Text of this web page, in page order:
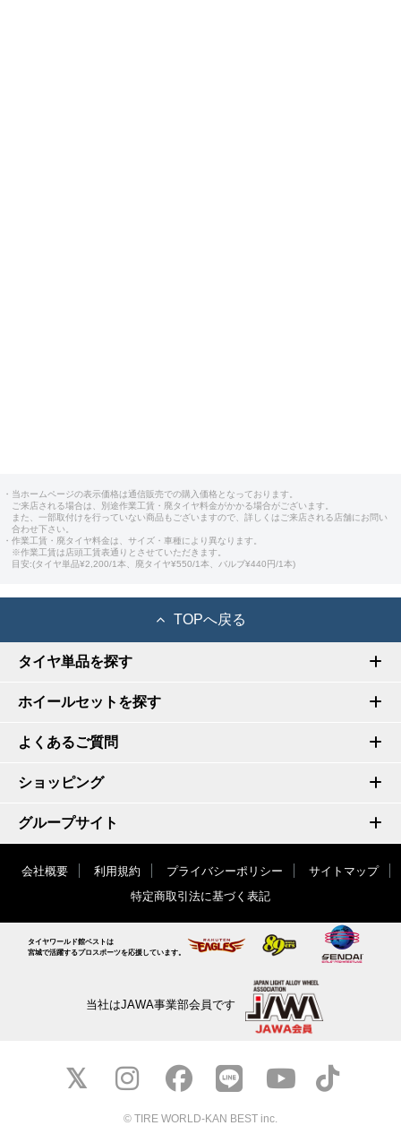
・当ホームページの表示価格は通信販売での購入価格となっております。
ご来店される場合は、別途作業工賃・廃タイヤ料金がかかる場合がございます。
また、一部取付けを行っていない商品もございますので、詳しくはご来店される店舗にお問い
合わせ下さい。
・作業工賃・廃タイヤ料金は、サイズ・車種により異なります。
※作業工賃は店頭工賃表通りとさせていただきます。
目安:(タイヤ単品¥2,200/1本、廃タイヤ¥550/1本、バルブ¥440円/1本)
TOPへ戻る
タイヤ単品を探す
ホイールセットを探す
よくあるご質問
ショッピング
グループサイト
会社概要 利用規約 プライバシーポリシー
サイトマップ
特定商取引法に基づく表記
タイヤワールド館ベストは
宮城で活躍するプロスポーツを応援しています。
当社はJAWA事業部会員です
© TIRE WORLD-KAN BEST inc.